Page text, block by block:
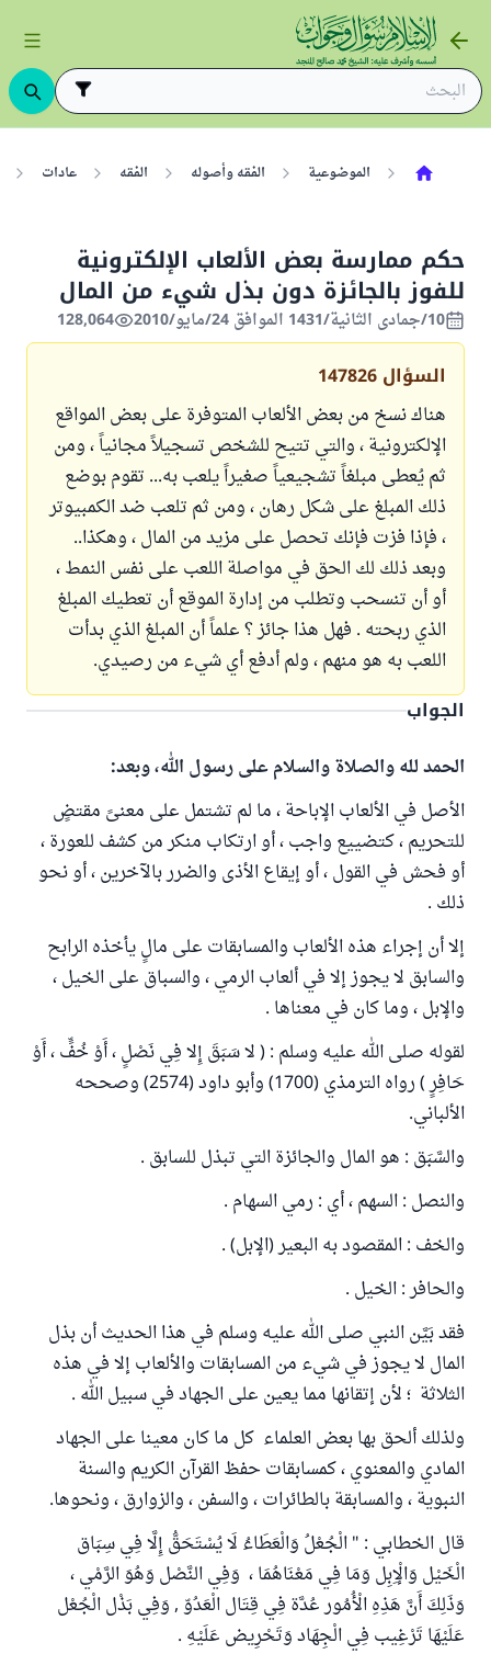
الموضوعية الفقه وأصوله الفقه عادات
حكم ممارسة بعض الألعاب الإلكترونية
للفوز بالجائزة دون بذل شيء من المال
10/جمادى الثانية/1431 الموافق 24/مايو/2010 128,064
السؤال 147826
هناك نسخ من بعض الألعاب المتوفرة على بعض المواقع
الإلكترونية ، والتي تتيح للشخص تسجيلاً مجانياً ، ومن
ثم يُعطى مبلغاً تشجيعياً صغيراً يلعب به... تقوم بوضع
ذلك المبلغ على شكل رهان ، ومن ثم تلعب ضد الكمبيوتر
، فإذا فزت فإنك تحصل على مزيد من المال ، وهكذا..
وبعد ذلك لك الحق في مواصلة اللعب على نفس النمط ،
أو أن تنسحب وتطلب من إدارة الموقع أن تعطيك المبلغ
الذي ربحته . فهل هذا جائز ؟ علماً أن المبلغ الذي بدأت
اللعب به هو منهم ، ولم أدفع أي شيء من رصيدي.
الجواب
الحمد لله والصلاة والسلام على رسول الله، وبعد:
الأصل في الألعاب الإباحة ، ما لم تشتمل على معنىً مقتضٍ
للتحريم ، كتضييع واجب ، أو ارتكاب منكر من كشف للعورة ،
أو فحش في القول ، أو إيقاع الأذى والضرر بالآخرين ، أو نحو
ذلك .
إلا أن إجراء هذه الألعاب والمسابقات على مالٍ يأخذه الرابح
والسابق لا يجوز إلا في ألعاب الرمي ، والسباق على الخيل ،
والإبل ، وما كان في معناها .
لقوله صلى الله عليه وسلم : ( لا سَبَقَ إِلا فِي نَصْلٍ ، أَوْ خُفٍّ ، أَوْ
حَافِرٍ ) رواه الترمذي (1700) وأبو داود (2574) وصححه
الألباني.
والسَّبَق : هو المال والجائزة التي تبذل للسابق .
والنصل : السهم ، أي : رمي السهام .
والخف : المقصود به البعير (الإبل) .
والحافر : الخيل .
فقد بَيَّن النبي صلى الله عليه وسلم في هذا الحديث أن بذل
المال لا يجوز في شيء من المسابقات والألعاب إلا في هذه
الثلاثة ؛ لأن إتقانها مما يعين على الجهاد في سبيل الله .
ولذلك ألحق بها بعض العلماء كل ما كان معينا على الجهاد
المادي والمعنوي ، كمسابقات حفظ القرآن الكريم والسنة
النبوية ، والمسابقة بالطائرات ، والسفن ، والزوارق ، ونحوها.
قال الخطابي : " الْجُعْلُ وَالْعَطَاءُ لَا يُسْتَحَقُّ إِلَّا فِي سِبَاق
الْخَيْل وَالْإِبِل وَمَا فِي مَعْنَاهُمَا ، وَفِي النَّصْل وَهُوَ الرَّمْي ،
وَذَلِكَ أَنَّ هَذِهِ الْأُمُور عُدَّة فِي قِتَال الْعَدُوّ , وَفِي بَذْل الْجُعْل
عَلَيْهَا تَرْغِيب فِي الْجِهَاد وَتَحْرِيض عَلَيْهِ .